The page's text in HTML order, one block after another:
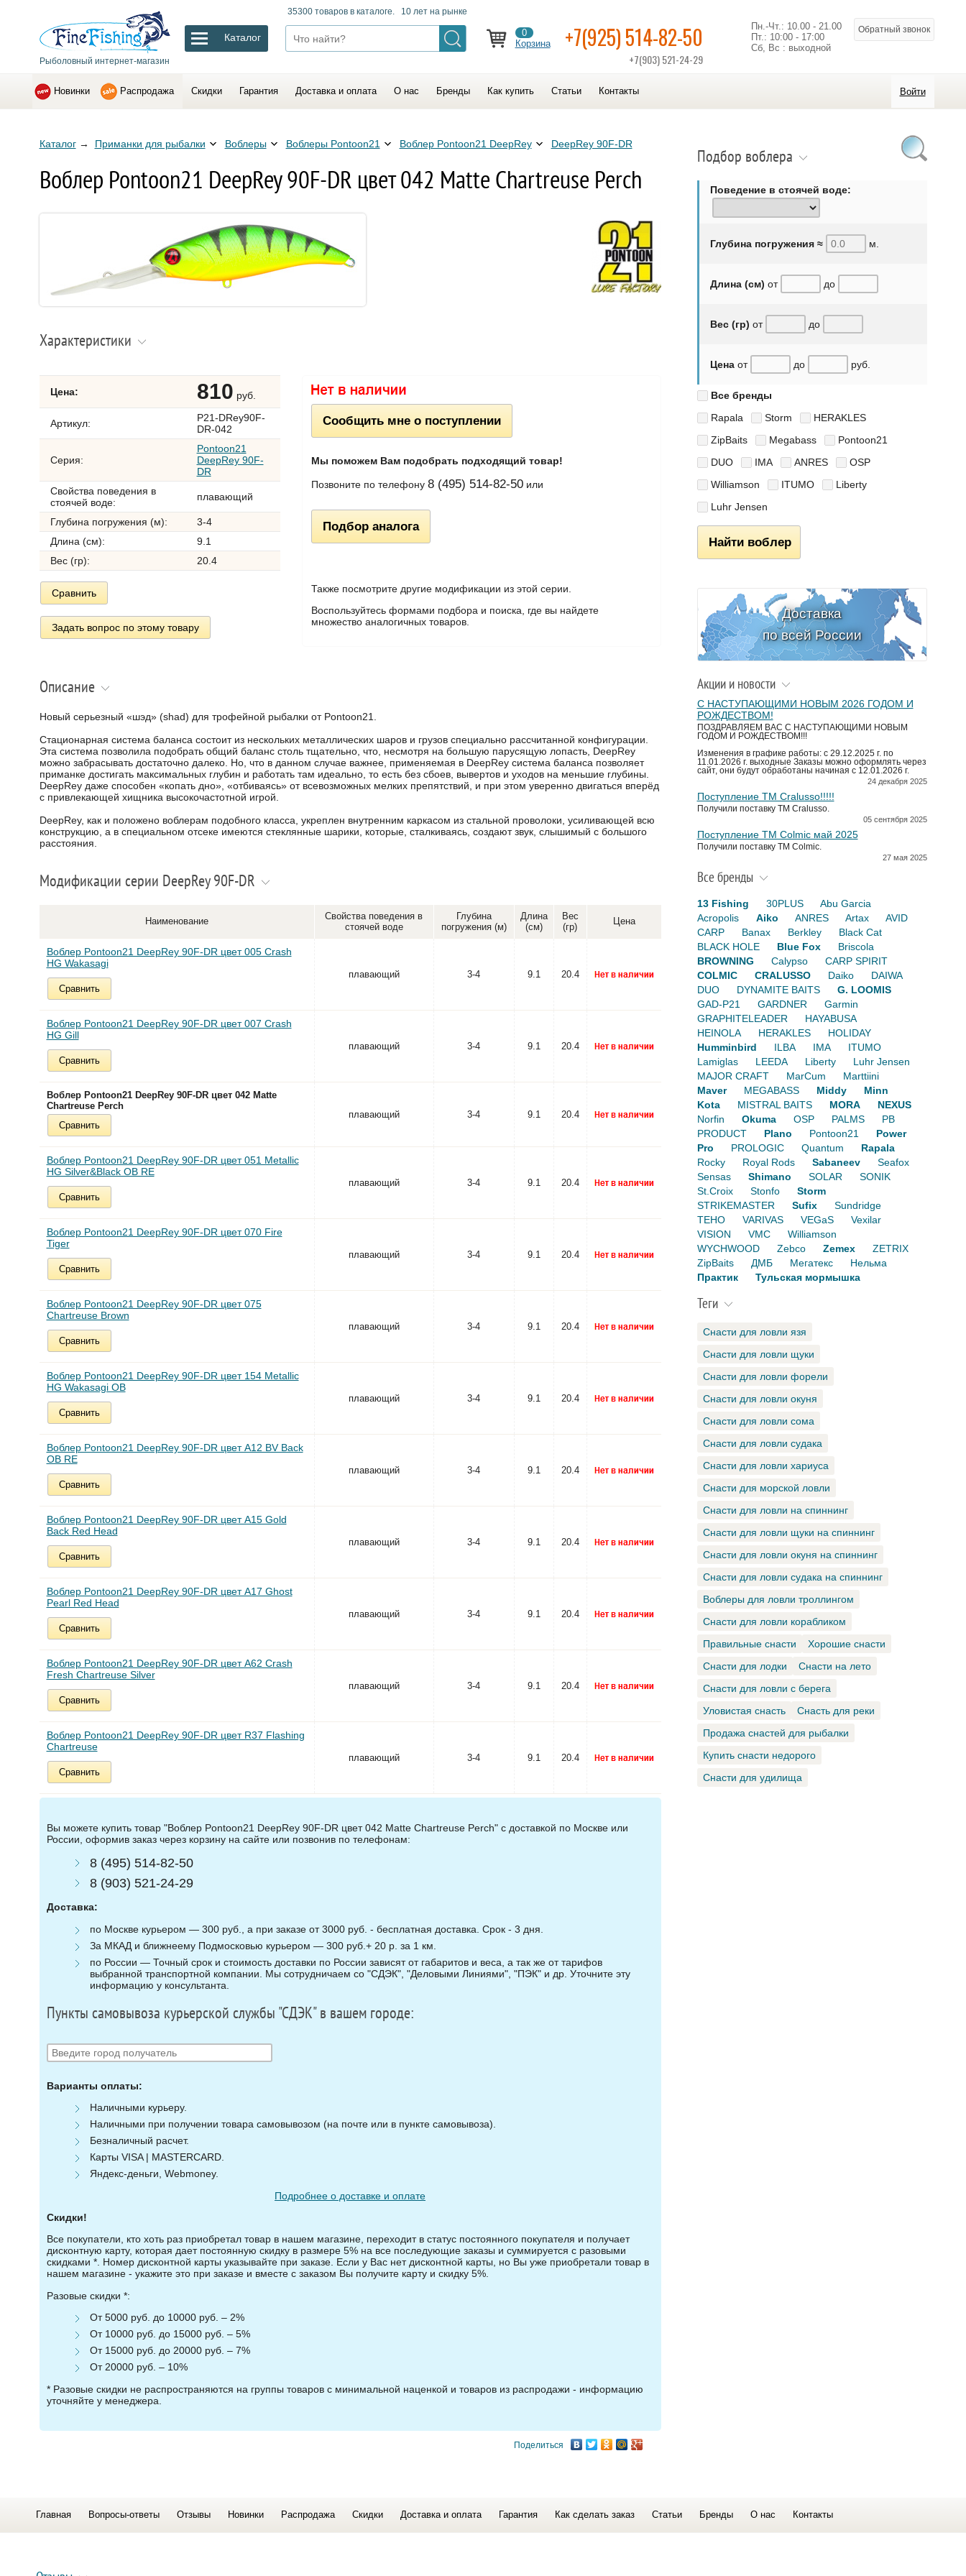
Рыболовный интернет-магазин
Каталог
35300 товаров в каталоге. 10 лет на рынке
0
Корзина
+7(925) 514-82-50
+7(903) 521-24-29
Пн.-Чт.: 10.00 - 21.00
Пт.: 10:00 - 17:00
Сб, Вс : выходной
Обратный звонок
Новинки Распродажа Скидки Гарантия Доставка и оплата О нас Бренды Как купить Статьи Контакты Войти
Каталог→ Приманки для рыбалки Воблеры Воблеры Pontoon21 Воблер Pontoon21 DeepRey DeepRey 90F-DR
Воблер Pontoon21 DeepRey 90F-DR цвет 042 Matte Chartreuse Perch
Характеристики
Цена: 810 руб.
Артикул:
P21-DRey90F-
DR-042
Серия:
Pontoon21
DeepRey 90F-
DR
Свойства поведения в
стоячей воде:
плавающий
Глубина погружения (м):
3-4
Длина (см):
9.1
Вес (гр):
20.4
Сравнить
Задать вопрос по этому товару
Сообщить мне о поступлении
Мы поможем Вам подобрать подходящий товар!
Позвоните по телефону 8 (495) 514-82-50или
Подбор аналога
Также посмотрите другие модификации из этой серии.
Воспользуйтесь формами подбора и поиска, где вы найдете
множество аналогичных товаров.
Описание
Новый серьезный «шэд» (shad) для трофейной рыбалки от Pontoon21.
Стационарная система баланса состоит из нескольких металлических шаров и грузов специально рассчитанной конфигурации.
Эта система позволила подобрать общий баланс столь тщательно, что, несмотря на большую парусящую лопасть, DeepRеy
можно забрасывать достаточно далеко. Но, что в данном случае важнее, применяемая в DeepRеy система баланса позволяет
приманке достигать максимальных глубин и работать там идеально, то есть без сбоев, вывертов и уходов на меньшие глубины.
DeepRеy даже способен «копать дно», «отбиваясь» от всевозможных мелких препятствий, и при этом уверенно двигаться вперёд
с привлекающей хищника высокочастотной игрой.
DeepRey, как и положено воблерам подобного класса, укреплен внутренним каркасом из стальной проволоки, усиливающей всю
конструкцию, а в специальном отсеке имеются стеклянные шарики, которые, сталкиваясь, создают звук, слышимый с большого
расстояния.
Модификации серии DeepRey 90F-DR
Наименование
Свойства поведения в
стоячей воде
Глубина
погружения (м)
Длина
(см)
Вес
(гр)
Цена
Воблер Pontoon21 DeepRey 90F-DR цвет 005 Crash
HG Wakasagi
Сравнить
плавающий 3-4 9.1 20.4
Воблер Pontoon21 DeepRey 90F-DR цвет 007 Crash
HG Gill
Сравнить
плавающий 3-4 9.1 20.4
Воблер Pontoon21 DeepRey 90F-DR цвет 042 Matte
Chartreuse Perch
Сравнить
плавающий 3-4 9.1 20.4
Воблер Pontoon21 DeepRey 90F-DR цвет 051 Metallic
HG Silver&Black OB RE
Сравнить
плавающий 3-4 9.1 20.4
Воблер Pontoon21 DeepRey 90F-DR цвет 070 Fire
Tiger
Сравнить
плавающий 3-4 9.1 20.4
Воблер Pontoon21 DeepRey 90F-DR цвет 075
Chartreuse Brown
Сравнить
плавающий 3-4 9.1 20.4
Воблер Pontoon21 DeepRey 90F-DR цвет 154 Metallic
HG Wakasagi OB
Сравнить
плавающий 3-4 9.1 20.4
Воблер Pontoon21 DeepRey 90F-DR цвет A12 BV Back
OB RE
Сравнить
плавающий 3-4 9.1 20.4
Воблер Pontoon21 DeepRey 90F-DR цвет A15 Gold
Back Red Head
Сравнить
плавающий 3-4 9.1 20.4
Воблер Pontoon21 DeepRey 90F-DR цвет A17 Ghost
Pearl Red Head
Сравнить
плавающий 3-4 9.1 20.4
Воблер Pontoon21 DeepRey 90F-DR цвет A62 Crash
Fresh Chartreuse Silver
Сравнить
плавающий 3-4 9.1 20.4
Воблер Pontoon21 DeepRey 90F-DR цвет R37 Flashing
Chartreuse
Сравнить
плавающий 3-4 9.1 20.4
Вы можете купить товар "Воблер Pontoon21 DeepRey 90F-DR цвет 042 Matte Chartreuse Perch" с доставкой по Москве или
России, оформив заказ через корзину на сайте или позвонив по телефонам:
8 (495) 514-82-50
8 (903) 521-24-29
Доставка:
по Москве курьером — 300 руб., а при заказе от 3000 руб. - бесплатная доставка. Срок - 3 дня.
За МКАД и ближнеему Подмосковью курьером — 300 руб.+ 20 р. за 1 км.
по России — Точный срок и стоимость доставки по России зависят от габаритов и веса, а так же от тарифов
выбранной транспортной компании. Мы сотрудничаем со "СДЭК", "Деловыми Линиями", "ПЭК" и др. Уточните эту
информацию у консультанта.
Пункты самовывоза курьерской службы "СДЭК" в вашем городе:
Варианты оплаты:
Наличными курьеру.
Наличными при получении товара самовывозом (на почте или в пункте самовывоза).
Безналичный расчет.
Карты VISA | MASTERCARD.
Яндекс-деньги, Webmoney.
Подробнее о доставке и оплате
Скидки!
Все покупатели, кто хоть раз приобретал товар в нашем магазине, переходит в статус постоянного покупателя и получает
дисконтную карту, которая дает постоянную скидку в размере 5% на все последующие заказы и суммируется с разовыми
скидками *. Номер дисконтной карты указывайте при заказе. Если у Вас нет дисконтной карты, но Вы уже приобретали товар в
нашем магазине - укажите это при заказе и вместе с заказом Вы получите карту и скидку 5%.
Разовые скидки *:
От 5000 руб. до 10000 руб. – 2%
От 10000 руб. до 15000 руб. – 5%
От 15000 руб. до 20000 руб. – 7%
От 20000 руб. – 10%
* Разовые скидки не распространяются на группы товаров с минимальной наценкой и товаров из распродажи - информацию
уточняйте у менеджера.
Поделиться
Подбор воблера
Поведение в стоячей воде:
Глубина погружения ≈ м.
Длина (см) от до
Вес (гр) от до
Ценаот до руб.
Все бренды
Rapala
Storm
HERAKLES
ZipBaits
Megabass
Pontoon21
DUO
IMA ANRES
OSP
Williamson
ITUMO
Liberty
Luhr Jensen
Найти воблер
Доставка
по всей России
Акции и новости
С НАСТУПАЮЩИМИ НОВЫМ 2026 ГОДОМ И
РОЖДЕСТВОМ!
ПОЗДРАВЛЯЕМ ВАС С НАСТУПАЮЩИМИ НОВЫМ
ГОДОМ И РОЖДЕСТВОМ!!!
Изменения в графике работы: с 29.12.2025 г. по
11.01.2026 г. выходные Заказы можно оформлять через
сайт, они будут обработаны начиная с 12.01.2026 г.
24 декабря 2025
Поступление TM Cralusso!!!!!
Получили поставку ТМ Cralusso.
05 сентября 2025
Поступление TM Colmic май 2025
Получили поставку ТМ Colmic.
27 мая 2025
Все бренды
13 Fishing 30PLUS
Abu Garcia
Acropolis
Aiko ANRES Artax
AVID
CARP
Banax Berkley
Black Cat
BLACK HOLE
Blue Fox
Briscola
BROWNING
Calypso
CARP SPIRIT
COLMIC
CRALUSSO Daiko
DAIWA
DUO
DYNAMITE BAITS
G. LOOMIS
GAD-P21
GARDNER
Garmin
GRAPHITELEADER
HAYABUSA
HEINOLA
HERAKLES
HOLIDAY
Humminbird
ILBA IMA
ITUMO
Lamiglas
LEEDA Liberty
Luhr Jensen
MAJOR CRAFT
MarCum
Marttiini
Maver
MEGABASS Middy
Minn
Kota
MISTRAL BAITS MORA
NEXUS
Norfin
Okuma OSP PALMS
PB
PRODUCT
Plano Pontoon21
Power
Pro
PROLOGIC Quantum
Rapala
Rocky
Royal Rods Sabaneev
Seafox
Sensas
Shimano SOLAR
SONIK
St.Croix
Stonfo
Storm
STRIKEMASTER
Sufix
Sundridge
TEHO
VARIVAS VEGaS
Vexilar
VISION
VMC
Williamson
WYCHWOOD
Zebco Zemex
ZETRIX
ZipBaits
ДМБ Мегатекс
Нельма
Практик
Тульская мормышка
Теги
Снасти для ловли язя
Снасти для ловли щуки
Снасти для ловли форели
Снасти для ловли окуня
Снасти для ловли сома
Снасти для ловли судака
Снасти для ловли хариуса
Снасти для морской ловли
Снасти для ловли на спиннинг
Снасти для ловли щуки на спиннинг
Снасти для ловли окуня на спиннинг
Снасти для ловли судака на спиннинг
Воблеры для ловли троллингом
Снасти для ловли корабликом
Правильные снасти
Хорошие снасти
Снасти для лодки
Снасти на лето
Снасти для ловли с берега
Уловистая снасть
Снасть для реки
Продажа снастей для рыбалки
Купить снасти недорого
Снасти для удилища
Главная Вопросы-ответы Отзывы Новинки Распродажа Скидки Доставка и оплата Гарантия Как сделать заказ Статьи Бренды О нас Контакты